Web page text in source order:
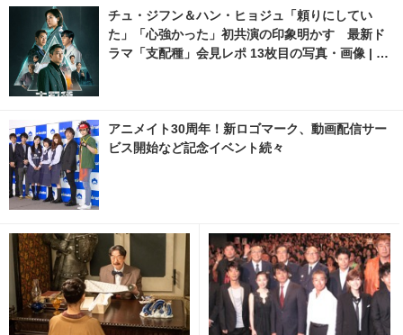
チュ・ジフン＆ハン・ヒョジュ「頼りにしてい
た」「心強かった」初共演の印象明かす 最新ド
ラマ「支配種」会見レポ 13枚目の写真・画像 | ci
アニメイト30周年！新ロゴマーク、動画配信サー
ビス開始など記念イベント続々